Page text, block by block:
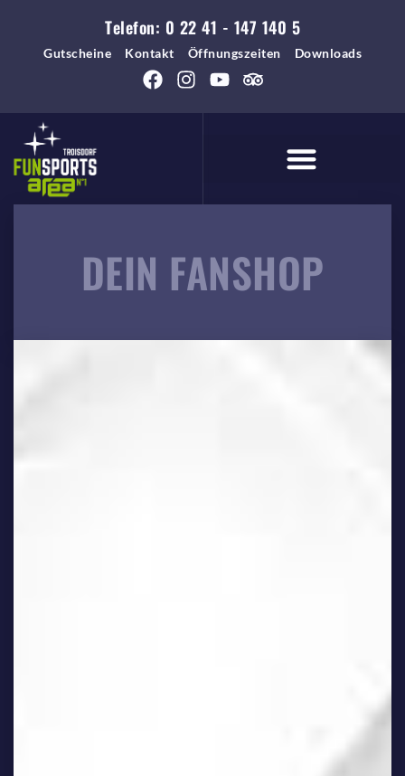
Telefon: 0 22 41 - 147 140 5
Gutscheine Kontakt Öffnungszeiten Downloads
DEIN FANSHOP